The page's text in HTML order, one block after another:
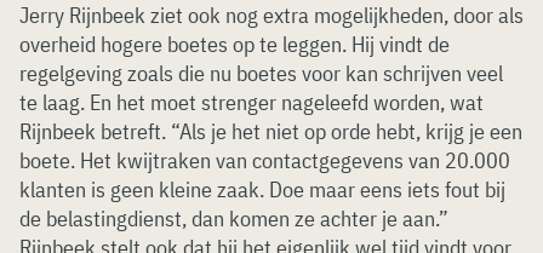
Jerry Rijnbeek ziet ook nog extra mogelijkheden, door als
overheid hogere boetes op te leggen. Hij vindt de
regelgeving zoals die nu boetes voor kan schrijven veel
te laag. En het moet strenger nageleefd worden, wat
Rijnbeek betreft. “Als je het niet op orde hebt, krijg je een
boete. Het kwijtraken van contactgegevens van 20.000
klanten is geen kleine zaak. Doe maar eens iets fout bij
de belastingdienst, dan komen ze achter je aan.”